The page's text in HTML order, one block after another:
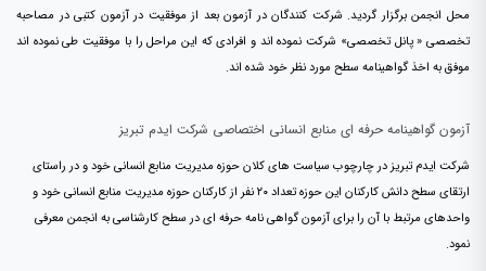
محل انجمن برگزار گردید. شرکت کنندگان در آزمون بعد از موفقیت در آزمون کتبی در مصاحبه
تخصصی « پانل تخصصی» شرکت نموده اند و افرادی که این مراحل را با موفقیت طی نموده اند
موفق به اخذ گواهینامه سطح مورد نظر خود شده اند.
آزمون گواهینامه حرفه ای منابع انسانی اختصاصی شرکت ایدم تبریز
شرکت ایدم تبریز در چارچوب سیاست های کلان حوزه مدیریت منابع انسانی خود و در راستای
ارتقای سطح دانش کارکنان این حوزه تعداد ۲۰ نفر از کارکنان حوزه مدیریت منابع انسانی خود و
واحدهای مرتبط با آن را برای آزمون گواهی نامه حرفه ای در سطح کارشناسی به انجمن معرفی
نمود.